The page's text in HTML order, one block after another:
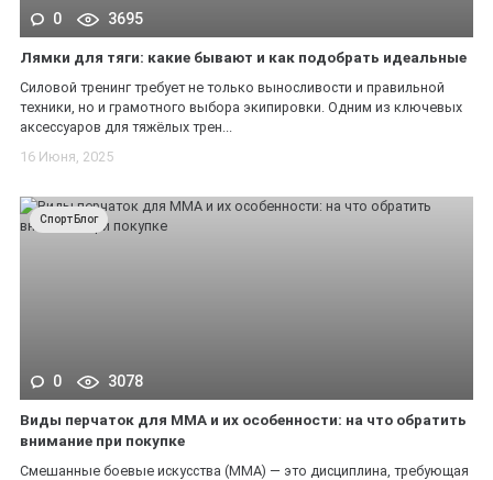
0 3695
Лямки для тяги: какие бывают и как подобрать идеальные
Силовой тренинг требует не только выносливости и правильной
техники, но и грамотного выбора экипировки. Одним из ключевых
аксессуаров для тяжёлых трен...
16 Июня, 2025
СпортБлог
0 3078
Виды перчаток для ММА и их особенности: на что обратить
внимание при покупке
Смешанные боевые искусства (ММА) — это дисциплина, требующая